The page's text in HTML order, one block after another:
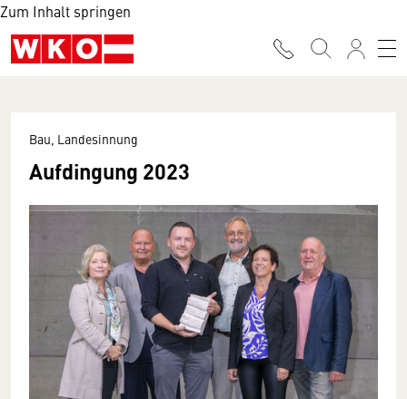
Zum Inhalt springen
Bau, Landesinnung
Aufdingung 2023